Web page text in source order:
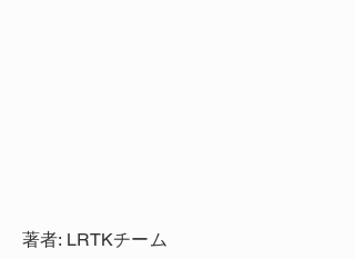
著者: LRTKチーム